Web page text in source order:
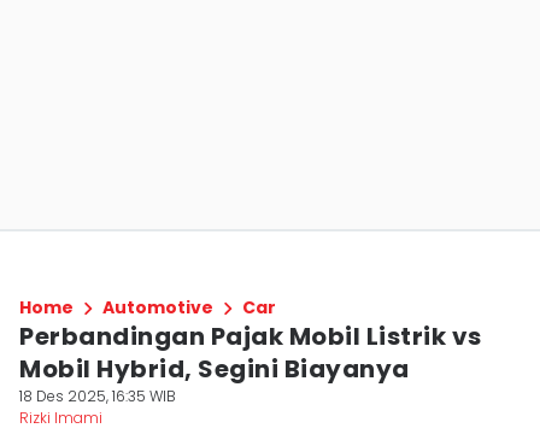
Home Automotive Car
Perbandingan Pajak Mobil Listrik vs
Mobil Hybrid, Segini Biayanya
18 Des 2025, 16:35 WIB
Rizki Imami